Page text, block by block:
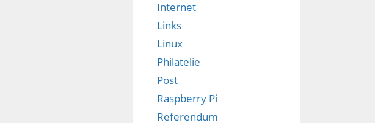
Internet
Links
Linux
Philatelie
Post
Raspberry Pi
Referendum